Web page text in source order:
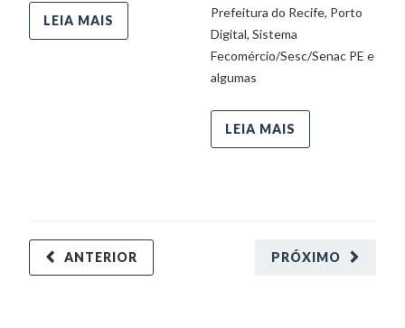
LEIA MAIS
Prefeitura do Recife, Porto
Digital, Sistema
Fecomércio/Sesc/Senac PE e
algumas
LEIA MAIS
PRÓXIMO
ANTERIOR